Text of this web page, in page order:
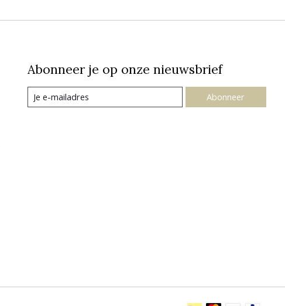
Abonneer je op onze nieuwsbrief
Abonneer